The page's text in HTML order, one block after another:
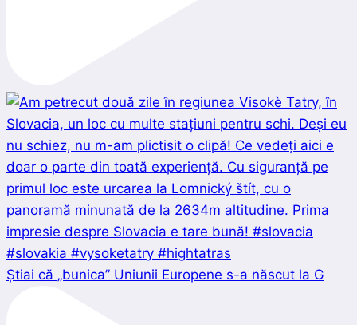
Știai că „bunica” Uniunii Europene s-a născut la G